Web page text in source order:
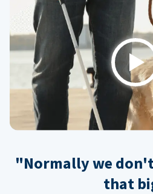
Play
"Normally we
that